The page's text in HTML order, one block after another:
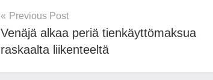
Post
navigation
Previous Post
Venäjä alkaa periä tienkäyttömaksua
raskaalta liikenteeltä